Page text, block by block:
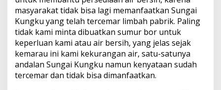
k
a
t
M
e
n
g
e
l
masyarakat tidak bisa lagi memanfaatkan Sungai
Kungku yang telah tercemar limbah pabrik. Paling
tidak kami minta dibuatkan sumur bor untuk
keperluan kami atau air bersih, yang jelas sejak
kemarau ini kami kekurangan air, satu-satunya
andalan Sungai Kungku namun kenyataan sudah
tercemar dan tidak bisa dimanfaatkan.